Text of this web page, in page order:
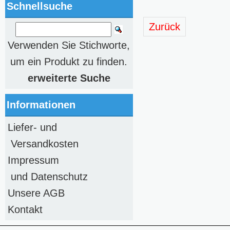
Zurück
Schnellsuche
Verwenden Sie Stichworte,
um ein Produkt zu finden.
erweiterte Suche
Informationen
Liefer- und
Versandkosten
Impressum
und Datenschutz
Unsere AGB
Kontakt